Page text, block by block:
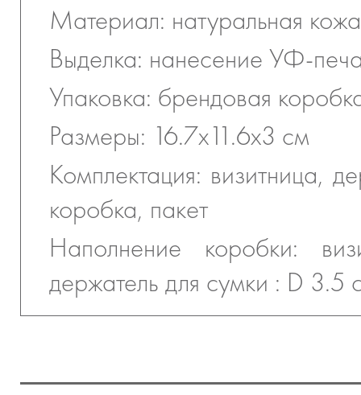
Материал: натуральная кожа
Выделка: нанесение УФ-
Упаковка: брендовая
Размеры: 16.7x11.6x3 см
Комплектация: визитница,
коробка, пакет
Наполнение коробки:
держатель для сумки : D 3.5